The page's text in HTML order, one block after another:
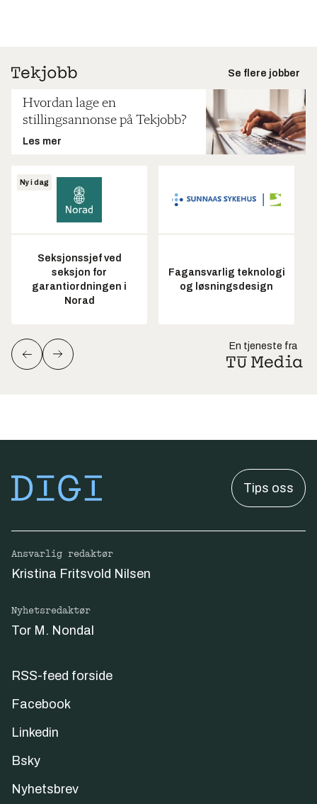
Se flere jobber
Hvordan lage en
stillingsannonse på Tekjobb?
Les mer
Ny i dag
Seksjonssjef ved
seksjon for
garantiordningen i
Norad
Fagansvarlig teknologi
og løsningsdesign
En tjeneste fra
Tips oss
Ansvarlig redaktør
Kristina Fritsvold Nilsen
Nyhetsredaktør
Tor M. Nondal
RSS-feed forside
Facebook
Linkedin
Bsky
Nyhetsbrev